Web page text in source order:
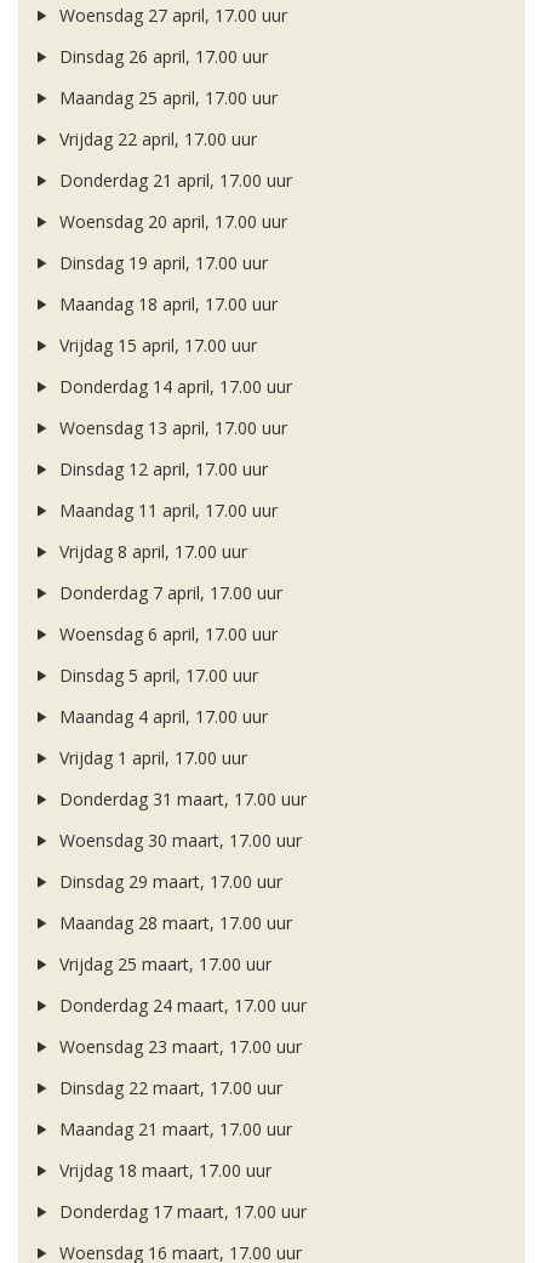
Woensdag 27 april, 17.00 uur
Dinsdag 26 april, 17.00 uur
Maandag 25 april, 17.00 uur
Vrijdag 22 april, 17.00 uur
Donderdag 21 april, 17.00 uur
Woensdag 20 april, 17.00 uur
Dinsdag 19 april, 17.00 uur
Maandag 18 april, 17.00 uur
Vrijdag 15 april, 17.00 uur
Donderdag 14 april, 17.00 uur
Woensdag 13 april, 17.00 uur
Dinsdag 12 april, 17.00 uur
Maandag 11 april, 17.00 uur
Vrijdag 8 april, 17.00 uur
Donderdag 7 april, 17.00 uur
Woensdag 6 april, 17.00 uur
Dinsdag 5 april, 17.00 uur
Maandag 4 april, 17.00 uur
Vrijdag 1 april, 17.00 uur
Donderdag 31 maart, 17.00 uur
Woensdag 30 maart, 17.00 uur
Dinsdag 29 maart, 17.00 uur
Maandag 28 maart, 17.00 uur
Vrijdag 25 maart, 17.00 uur
Donderdag 24 maart, 17.00 uur
Woensdag 23 maart, 17.00 uur
Dinsdag 22 maart, 17.00 uur
Maandag 21 maart, 17.00 uur
Vrijdag 18 maart, 17.00 uur
Donderdag 17 maart, 17.00 uur
Woensdag 16 maart, 17.00 uur